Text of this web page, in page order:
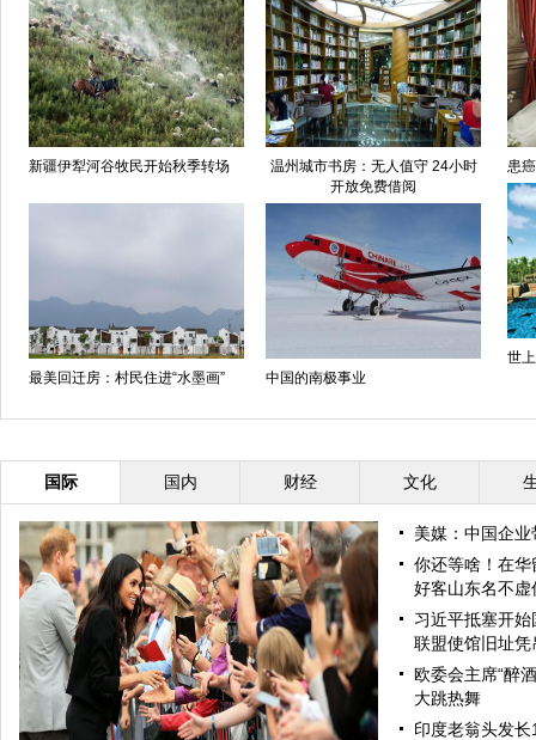
新疆伊犁河谷牧民开始秋季转场
温州城市书房：无人值守 24小时
开放免费借阅
最美回迁房：村民住进“水墨画” 中国的南极事业
患
世
国际 国内 财经 文化
美媒：中国企
你还等啥！在
好客山东名不虚
习近平抵塞开
联盟使馆旧址凭
欧委会主席“醉
大跳热舞
印度老翁头发